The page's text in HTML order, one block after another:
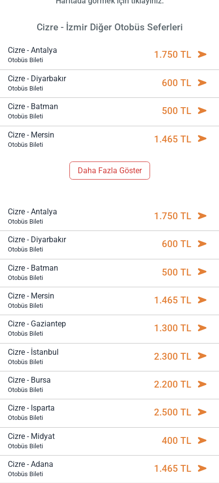
Cizre - İzmir Diğer Otobüs Seferleri
Cizre - Antalya
Otobüs Bileti 1.750 TL
Cizre - Diyarbakır
Otobüs Bileti 600 TL
Cizre - Batman
Otobüs Bileti 500 TL
Cizre - Mersin
Otobüs Bileti 1.465 TL
Daha Fazla Göster
Cizre - Antalya
Otobüs Bileti 1.750 TL
Cizre - Diyarbakır
Otobüs Bileti 600 TL
Cizre - Batman
Otobüs Bileti 500 TL
Cizre - Mersin
Otobüs Bileti 1.465 TL
Cizre - Gaziantep
Otobüs Bileti 1.300 TL
Cizre - İstanbul
Otobüs Bileti 2.300 TL
Cizre - Bursa
Otobüs Bileti 2.200 TL
Cizre - Isparta
Otobüs Bileti 2.500 TL
Cizre - Midyat
Otobüs Bileti 400 TL
Cizre - Adana
Otobüs Bileti 1.465 TL